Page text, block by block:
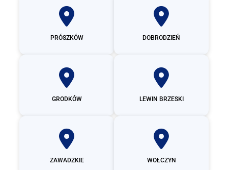
PRÓSZKÓW DOBRODZIEŃ
GRODKÓW LEWIN BRZESKI
ZAWADZKIE WOŁCZYN